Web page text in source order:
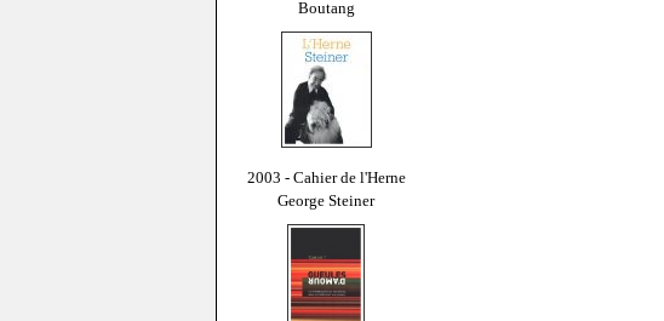
Boutang
2003 - Cahier de l'Herne
George Steiner